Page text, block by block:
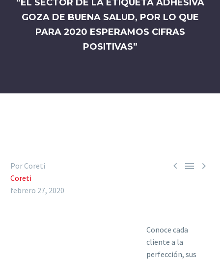
”EL SECTOR DE LA ETIQUETA ADHESIVA
GOZA DE BUENA SALUD, POR LO QUE
PARA 2020 ESPERAMOS CIFRAS
POSITIVAS”
  
Por Coreti
Coreti
febrero 27, 2020
Conoce cada
cliente a la
perfección, sus